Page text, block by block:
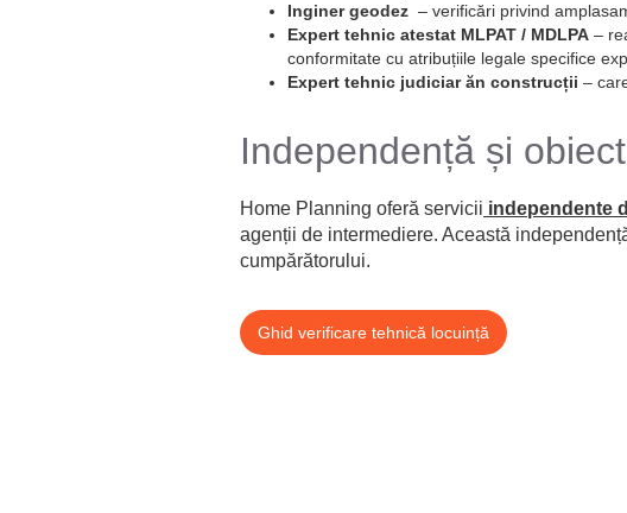
Inginer geodez – verificări privind
Expert tehnic atestat MLPAT / MDLPA –
conformitate cu atribuțiile legale specifice
Expert tehnic judiciar ăn construcții –
Independență și
Home Planning oferă servicii independente
agenții de intermediere. Această
cumpărătorului.
Ghid verificare tehnică locuință